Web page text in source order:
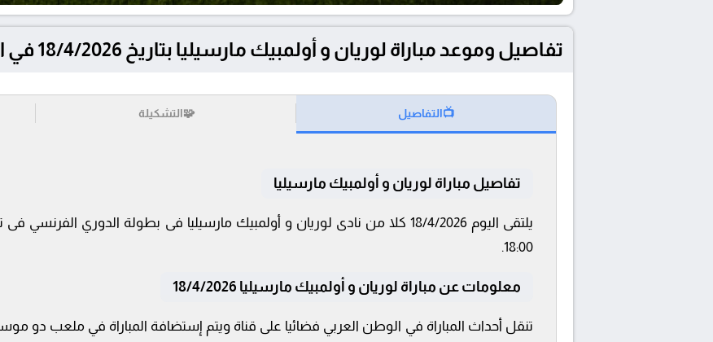
تفاصيل وموعد مباراة لوريان و أولمبيك مارسيليا بتاريخ 18/4/2026 في الدوري الفرنسي
📺التفاصيل 🧩التشكيلة
تفاصيل مباراة لوريان و أولمبيك مارسيليا
18:00.
معلومات عن مباراة لوريان و أولمبيك مارسيليا 18/4/2026
تنقل أحداث المباراة في الوطن العربي فضائيا على قناة ويتم إستضافة المباراة في ملعب دو